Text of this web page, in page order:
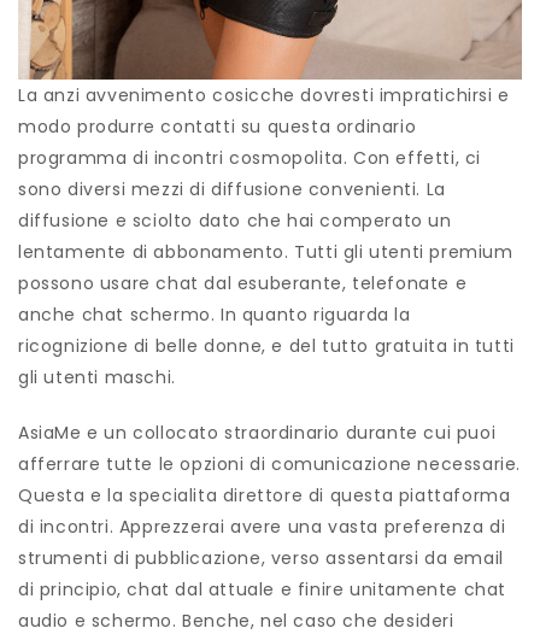
La anzi avvenimento cosicche dovresti impratichirsi e
modo produrre contatti su questa ordinario
programma di incontri cosmopolita. Con effetti, ci
sono diversi mezzi di diffusione convenienti. La
diffusione e sciolto dato che hai comperato un
lentamente di abbonamento. Tutti gli utenti premium
possono usare chat dal esuberante, telefonate e
anche chat schermo. In quanto riguarda la
ricognizione di belle donne, e del tutto gratuita in tutti
gli utenti maschi.
AsiaMe e un collocato straordinario durante cui puoi
afferrare tutte le opzioni di comunicazione necessarie.
Questa e la specialita direttore di questa piattaforma
di incontri. Apprezzerai avere una vasta preferenza di
strumenti di pubblicazione, verso assentarsi da email
di principio, chat dal attuale e finire unitamente chat
audio e schermo. Benche, nel caso che desideri